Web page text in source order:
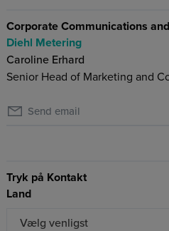
Corporate Communications
Diehl Metering
Caroline Erhard
Senior Head of Marketing and
Send email
Tryk på Kontakt
Land